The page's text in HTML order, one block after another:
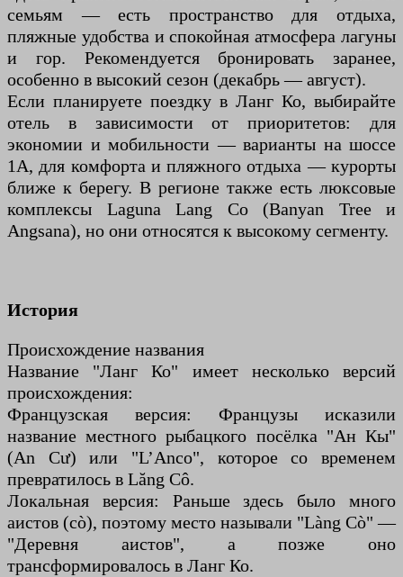
семьям — есть пространство для отдыха,
пляжные удобства и спокойная атмосфера лагуны
и гор. Рекомендуется бронировать заранее,
особенно в высокий сезон (декабрь — август).
Если планируете поездку в Ланг Ко, выбирайте
отель в зависимости от приоритетов: для
экономии и мобильности — варианты на шоссе
1А, для комфорта и пляжного отдыха — курорты
ближе к берегу. В регионе также есть люксовые
комплексы Laguna Lang Co (Banyan Tree и
Angsana), но они относятся к высокому сегменту.
История
Происхождение названия
Название "Ланг Ко" имеет несколько версий
происхождения:
Французская версия: Французы исказили
название местного рыбацкого посёлка "Ан Кы"
(An Cư) или "L’Anco", которое со временем
превратилось в Lăng Cô.
Локальная версия: Раньше здесь было много
аистов (cò), поэтому место называли "Làng Cò" —
"Деревня аистов", а позже оно
трансформировалось в Ланг Ко.